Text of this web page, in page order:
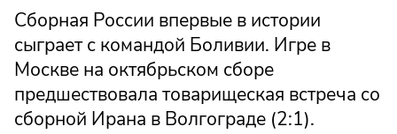
Сборная России впервые в истории
сыграет с командой Боливии. Игре в
Москве на октябрьском сборе
предшествовала товарищеская встреча со
сборной Ирана в Волгограде (2:1).